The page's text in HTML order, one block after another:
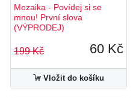
Mozaika - Povídej si se
mnou! První slova
(VÝPRODEJ)
199 Kč 60 Kč
Vložit do košíku